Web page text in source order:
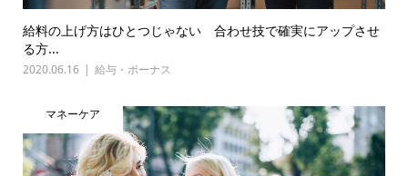
給料の上げ方はひとつじゃない 合わせ技で確実にアップさせ
る方...
2020.06.16 給与・ボーナス
マネーケア